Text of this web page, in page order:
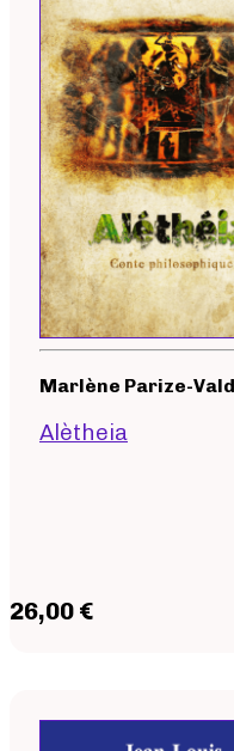
Marlène Parize-
Alètheia
26,00 €